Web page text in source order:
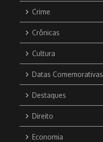
Crime
Crônicas
Cultura
Datas Comemorativas
Destaques
Direito
Economia